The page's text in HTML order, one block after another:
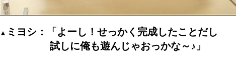
▲ ミヨシ：「よーし！せっかく完成したことだし
試しに俺も遊んじゃおっかな～♪」